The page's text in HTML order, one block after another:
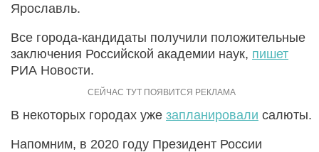
Ярославль.
Все города-кандидаты получили положительные
заключения Российской академии наук, пишет
РИА Новости.
В некоторых городах уже запланировали салюты.
Напомним, в 2020 году Президент России